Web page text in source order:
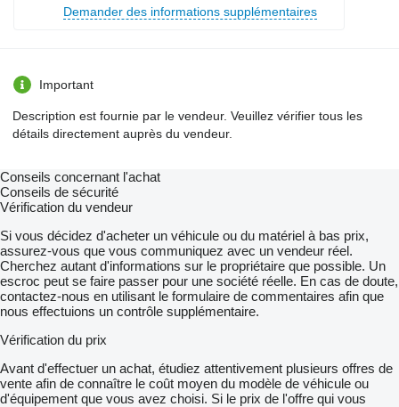
Demander des informations supplémentaires
Important
Description est fournie par le vendeur. Veuillez vérifier tous les
détails directement auprès du vendeur.
Conseils concernant l'achat
Conseils de sécurité
Vérification du vendeur
Si vous décidez d'acheter un véhicule ou du matériel à bas prix,
assurez-vous que vous communiquez avec un vendeur réel.
Cherchez autant d'informations sur le propriétaire que possible. Un
escroc peut se faire passer pour une société réelle. En cas de doute,
contactez-nous en utilisant le formulaire de commentaires afin que
nous effectuions un contrôle supplémentaire.
Vérification du prix
Avant d'effectuer un achat, étudiez attentivement plusieurs offres de
vente afin de connaître le coût moyen du modèle de véhicule ou
d'équipement que vous avez choisi. Si le prix de l'offre qui vous